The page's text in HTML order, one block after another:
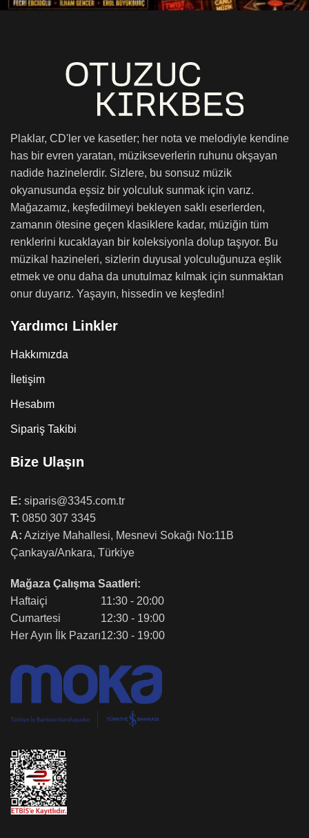
Plaklar, CD'ler ve kasetler; her nota ve melodiyle kendine
has bir evren yaratan, müzikseverlerin ruhunu okşayan
nadide hazinelerdir. Sizlere, bu sonsuz müzik
okyanusunda eşsiz bir yolculuk sunmak için varız.
Mağazamız, keşfedilmeyi bekleyen saklı eserlerden,
zamanın ötesine geçen klasiklere kadar, müziğin tüm
renklerini kucaklayan bir koleksiyonla dolup taşıyor. Bu
müzikal hazineleri, sizlerin duyusal yolculuğunuza eşlik
etmek ve onu daha da unutulmaz kılmak için sunmaktan
onur duyarız. Yaşayın, hissedin ve keşfedin!
Yardımcı Linkler
Hakkımızda
İletişim
Hesabım
Sipariş Takibi
Bize Ulaşın
E: siparis@3345.com.tr
T: 0850 307 3345
A: Aziziye Mahallesi, Mesnevi Sokağı No:11B
Çankaya/Ankara, Türkiye
Mağaza Çalışma Saatleri:
Haftaiçi
Cumartesi
Her Ayın İlk Pazarı
11:30 - 20:00
12:30 - 19:00
12:30 - 19:00